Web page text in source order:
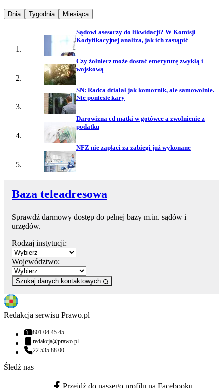
Najpopularniejsze wiadomości z
Dnia Najpopularniejsze wiadomości z
Tygodnia Najpopularniejsze wiadomości z
Miesiąca
Sądowi asesorzy do likwidacji? W Komisji
Kodyfikacyjnej analiza, jak ich zastąpić
Czy żołnierz może dostać emeryturę zwykłą i
wojskową
SN: Radca działał jak komornik, ale samowolnie.
Nie poniesie kary
Darowizna od matki w gotówce a zwolnienie z
podatku
NFZ nie zapłaci za zabiegi już wykonane
Baza teleadresowa
Sprawdź darmowy dostęp do pełnej bazy m.in. sądów i
urzędów.
Rodzaj instytucji:
Województwo:
Szukaj danych kontaktowych
Redakcja serwisu Prawo.pl
Numer telefonu:
801 04 45 45
Adres email:
redakcja@prawo.pl
Numer telefonu:
22 535 88 00
Śledź nas
Przejdź do naszego profilu na Facebooku